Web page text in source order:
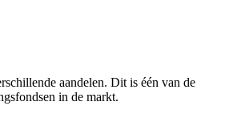
aandelen. Dit is één van de
in de markt.